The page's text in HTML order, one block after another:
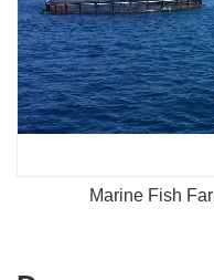
Marine Fish